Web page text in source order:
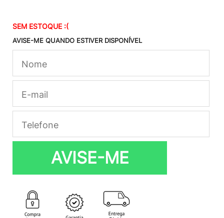
SEM ESTOQUE :(
AVISE-ME QUANDO ESTIVER DISPONÍVEL
AVISE-ME